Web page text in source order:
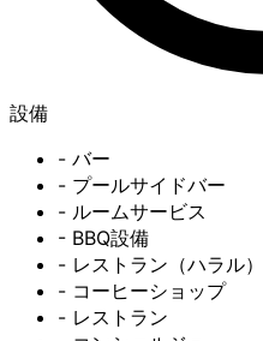
設備
- バー
- プールサイドバー
- ルームサービス
- BBQ設備
- レストラン（ハラル）
- コーヒーショップ
- レストラン